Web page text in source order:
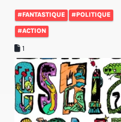
#FANTASTIQUE #POLITIQUE
#ACTION
1